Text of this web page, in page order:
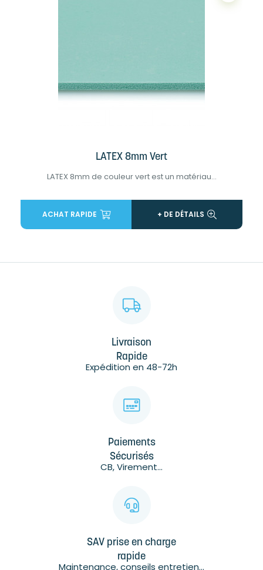
LATEX 8mm Vert
LATEX 8mm de couleur vert est un matériau...
ACHAT RAPIDE + DE DÉTAILS
Livraison
Rapide
Expédition en 48-72h
Paiements
Sécurisés
CB, Virement...
SAV prise en charge
rapide
Maintenance, conseils entretien...